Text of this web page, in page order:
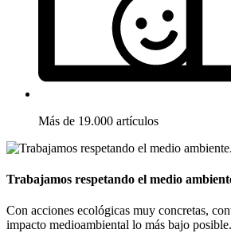
Más de 19.000 artículos
Trabajamos respetando el medio
Con acciones ecológicas muy concretas,
impacto medioambiental lo más bajo posible.